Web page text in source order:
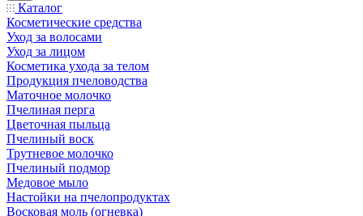
Каталог
Косметические средства
Уход за волосами
Уход за лицом
Косметика ухода за телом
Продукция пчеловодства
Маточное молочко
Пчелиная перга
Цветочная пыльца
Пчелиный воск
Трутневое молочко
Пчелиный подмор
Медовое мыло
Настойки на пчелопродуктах
Восковая моль (огневка)